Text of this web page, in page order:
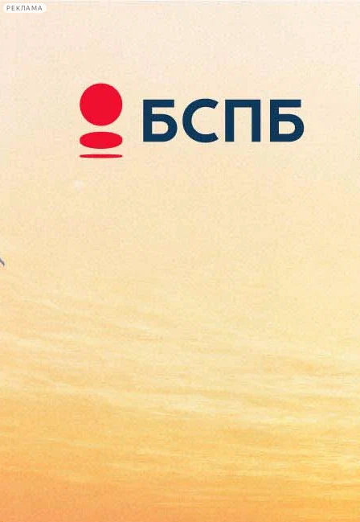
РЕКЛАМА
Сегодня:
2026.08.07
13:05
Афиша Plus